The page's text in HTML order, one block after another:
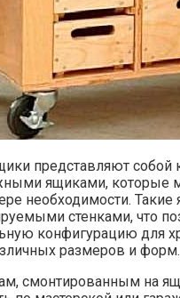
представляют собой
ящиками, которые
необходимости. Такие
стенками, что
конфигурацию для
размеров и форм.
смонтированным на